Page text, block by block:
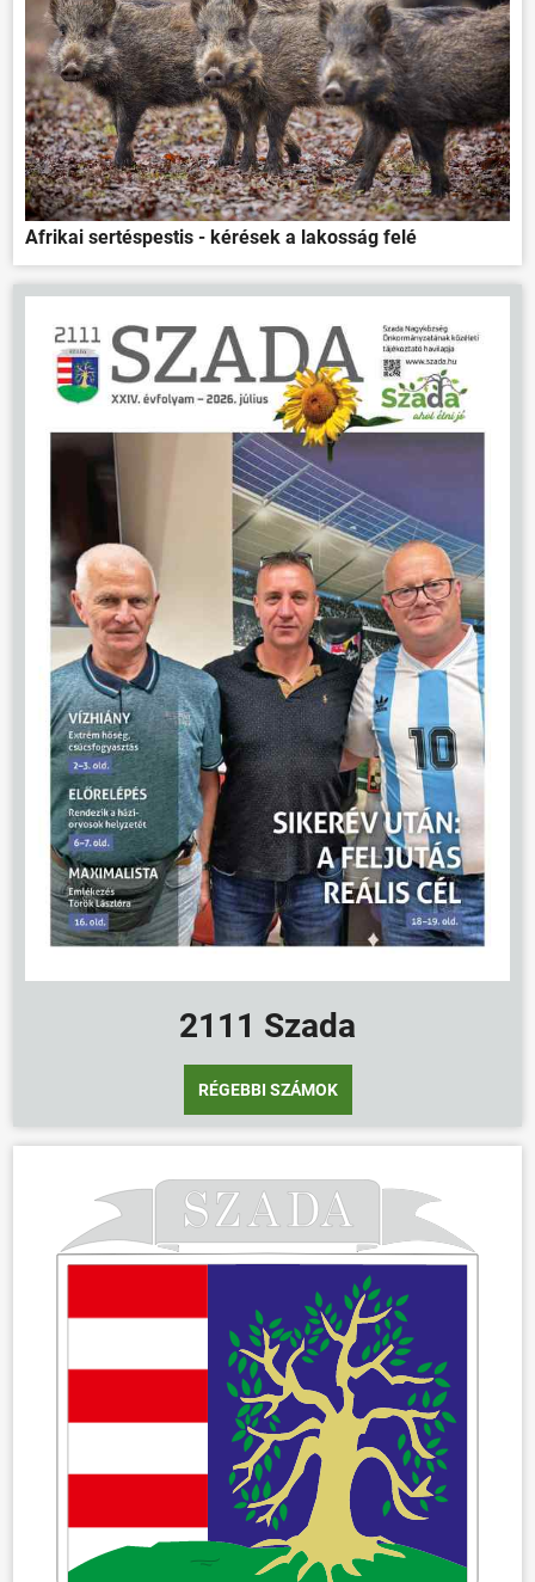
ÖNKORMÁNYZAT
ÜGYINTÉZÉS
KÖZÖSSÉG
HÍREK
VÁLASZTÁSOK
Afrikai sertéspestis - kérések a lakosság felé
2111 Szada
RÉGEBBI SZÁMOK